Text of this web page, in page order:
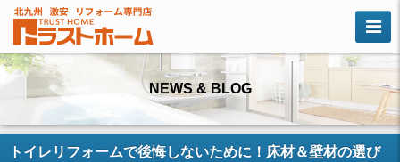
NEWS & BLOG
トイレリフォームで後悔しないために！床材＆壁材の選び